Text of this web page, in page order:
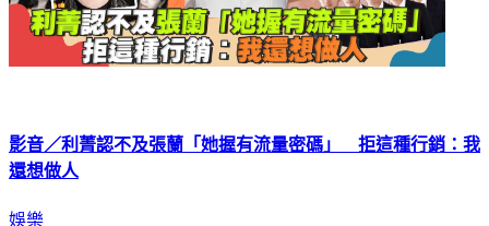
影音／利菁認不及張蘭「她握有流量密碼」 拒這種行銷：我
還想做人
娛樂